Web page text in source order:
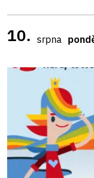
10. srpna